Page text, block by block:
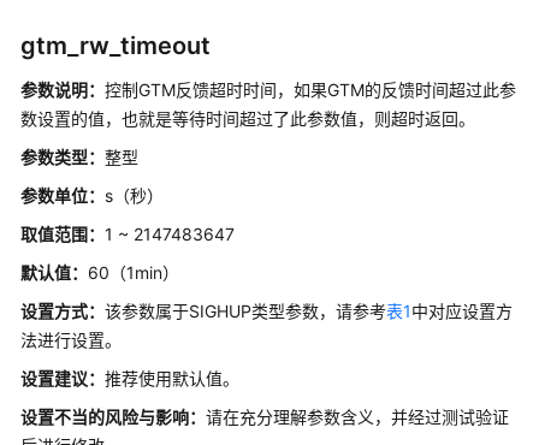
连
池
参
集
群
集
复
gtm_rw_timeout
参数说明： 控制GTM反馈超时时间，如果GTM的反馈时间超过此参
数设置的值，也就是等待时间超过了此参数值，则超时返回。
参数类型： 整型
参数单位： s（秒）
取值范围： 1 ~ 2147483647
默认值： 60（1min）
设置方式： 该参数属于SIGHUP类型参数，请参考表1中对应设置方
法进行设置。
设置建议： 推荐使用默认值。
设置不当的风险与影响： 请在充分理解参数含义，并经过测试验证